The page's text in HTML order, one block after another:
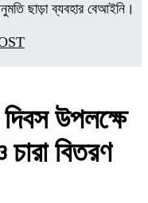
ছাড়া ব্যবহার বেআইনি।
উপলক্ষে
বিতরণ